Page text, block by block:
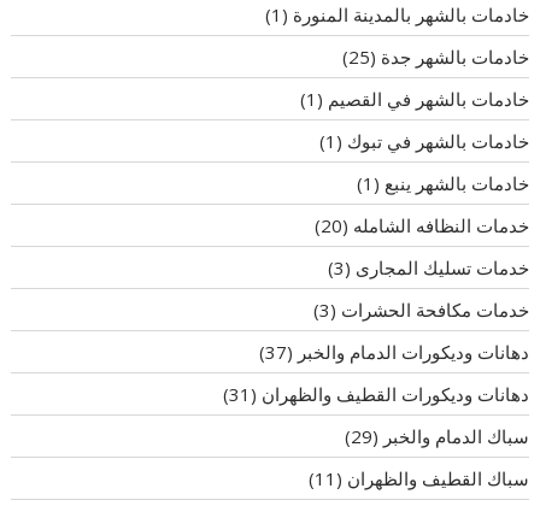
خادمات بالشهر بالمدينة المنورة (1)
خادمات بالشهر جدة (25)
خادمات بالشهر في القصيم (1)
خادمات بالشهر في تبوك (1)
خادمات بالشهر ينبع (1)
خدمات النظافه الشامله (20)
خدمات تسليك المجارى (3)
خدمات مكافحة الحشرات (3)
دهانات وديكورات الدمام والخبر (37)
دهانات وديكورات القطيف والظهران (31)
سباك الدمام والخبر (29)
سباك القطيف والظهران (11)